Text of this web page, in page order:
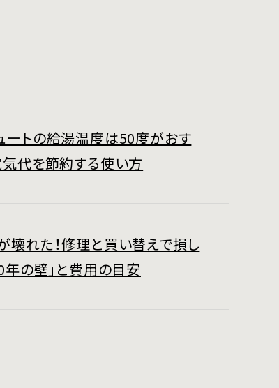
ートの給湯温度は50度がおす
気代を節約する使い方
壊れた！修理と買い替えで損し
年の壁」と費用の目安